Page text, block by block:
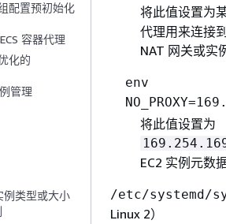
配置预初始化
容器代理
化的
管理
例类型或大小
将此值设置为
代理用来连接
NAT 网关或实
env
将此值设置为
EC2 实例元数
/etc/systemd/
Linux 2）